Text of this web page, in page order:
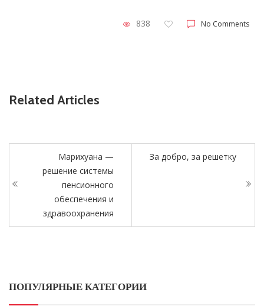
838 No Comments
Related Articles
Марихуана —
решение системы
пенсионного
обеспечения и
здравоохранения
За добро, за решетку
ПОПУЛЯРНЫЕ КАТЕГОРИИ